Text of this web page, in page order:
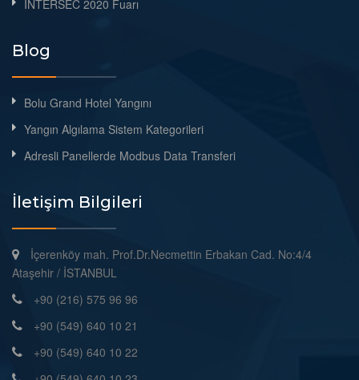
INTERSEC 2020 Fuarı
Blog
Bolu Grand Hotel Yangını
Yangın Algılama Sistem Kategorileri
Adresli Panellerde Modbus Data Transferi
İletişim Bilgileri
İçerenköy mah. Prof.Dr.Necmettin Erbakan Cad. No:4/4
Ataşehir / İSTANBUL
+90 (216) 575 96 96
+90 (549) 640 10 21
+90 (549) 640 10 22